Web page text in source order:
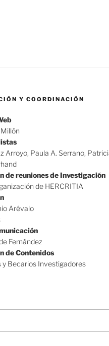
Y COORDINACIÓN
Arroyo, Paula A. Serrano,
de reuniones de Investigación
de HERCRITIA
Arévalo
Fernández
de Contenidos
y Becarios Investigadores